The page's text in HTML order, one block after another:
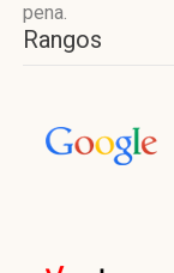
pena.
Rangos